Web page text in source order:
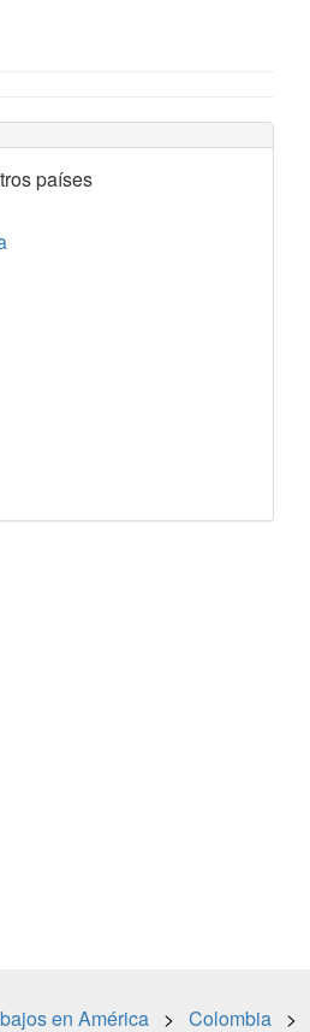
países
en América> Colombia>